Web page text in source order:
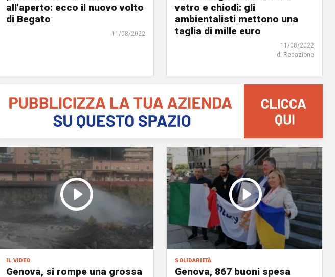
all'aperto: ecco il nuovo volto
di Begato
11/08/2022
vetro e chiodi: gli
ambientalisti mettono una
taglia di mille euro
11/08/2022
di Redazione
il video
Genova, si rompe una grossa
solidarietà
Genova, 867 buoni spesa